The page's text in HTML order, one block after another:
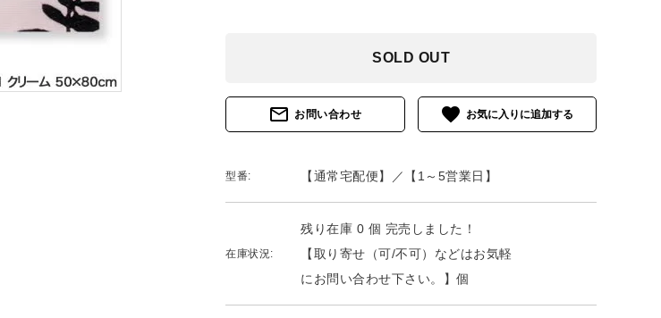
SOLD OUT
mail_outline お問い合わせ favorite
型番: 【通常宅配便】／【1～5営業日】
在庫状況:
残り在庫 0 個 完売しました！
【取り寄せ（可/不可）などはお気軽
にお問い合わせ下さい。】個